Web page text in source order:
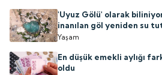
'Uyuz Gölü' olarak
inanılan göl yeniden su
Yaşam
En düşük emekli aylığı
oldu